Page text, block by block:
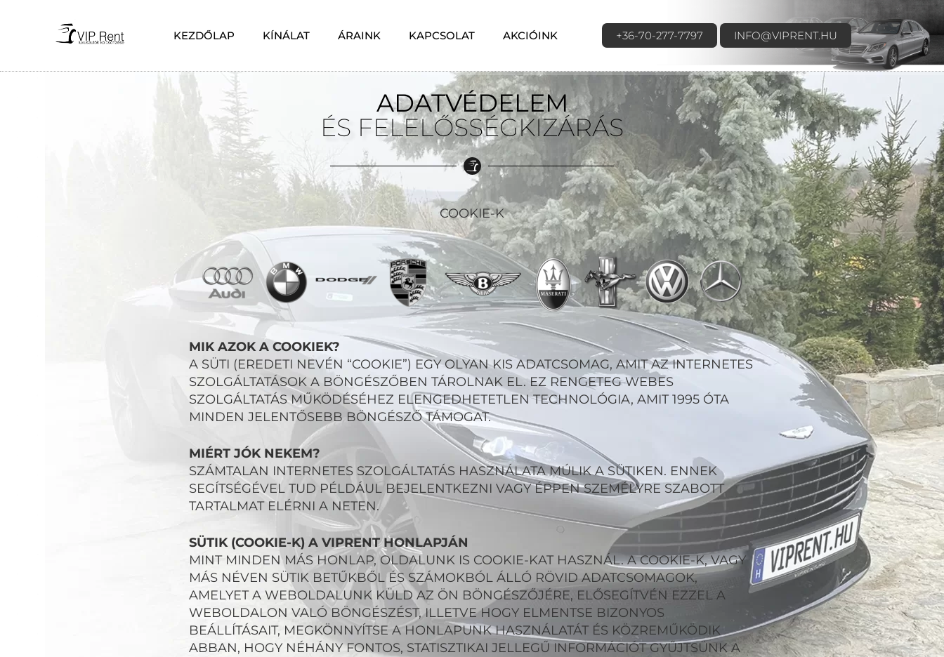
KEZDŐLAP KÍNÁLAT ÁRAINK KAPCSOLAT AKCIÓINK +36-70-277-7797 INFO@VIPRENT.HU
ADATVÉDELEM
ÉS FELELŐSSÉGKIZÁRÁS
COOKIE-K
MIK AZOK A COOKIEK?
A SÜTI (EREDETI NEVÉN “COOKIE”) EGY OLYAN KIS ADATCSOMAG, AMIT AZ INTERNETES
SZOLGÁLTATÁSOK A BÖNGÉSZŐBEN TÁROLNAK EL. EZ RENGETEG WEBES
SZOLGÁLTATÁS MŰKÖDÉSÉHEZ ELENGEDHETETLEN TECHNOLÓGIA, AMIT 1995 ÓTA
MINDEN JELENTŐSEBB BÖNGÉSZŐ TÁMOGAT.
MIÉRT JÓK NEKEM?
SZÁMTALAN INTERNETES SZOLGÁLTATÁS HASZNÁLATA MÚLIK A SÜTIKEN. ENNEK
SEGÍTSÉGÉVEL TUD PÉLDÁUL BEJELENTKEZNI VAGY ÉPPEN SZEMÉLYRE SZABOTT
TARTALMAT ELÉRNI A NETEN.
SÜTIK (COOKIE-K) A VIPRENT HONLAPJÁN
MINT MINDEN MÁS HONLAP, OLDALUNK IS COOKIE-KAT HASZNÁL. A COOKIE-K, VAGY
MÁS NÉVEN SÜTIK BETŰKBŐL ÉS SZÁMOKBÓL ÁLLÓ RÖVID ADATCSOMAGOK,
AMELYET A WEBOLDALUNK KÜLD AZ ÖN BÖNGÉSZŐJÉRE, ELŐSEGÍTVÉN EZZEL A
WEBOLDALON VALÓ BÖNGÉSZÉST, ILLETVE HOGY ELMENTSE BIZONYOS
BEÁLLÍTÁSAIT, MEGKÖNNYÍTSE A HONLAPUNK HASZNÁLATÁT ÉS KÖZREMŰKÖDIK
ABBAN, HOGY NÉHÁNY FONTOS, STATISZTIKAI JELLEGŰ INFORMÁCIÓT GYŰJTSÜNK A